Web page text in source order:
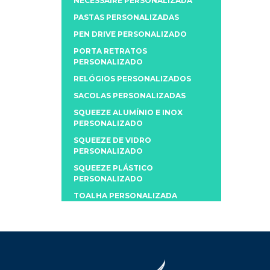
PASTAS PERSONALIZADAS
PEN DRIVE PERSONALIZADO
PORTA RETRATOS
PERSONALIZADO
RELÓGIOS PERSONALIZADOS
SACOLAS PERSONALIZADAS
SQUEEZE ALUMÍNIO E INOX
PERSONALIZADO
SQUEEZE DE VIDRO
PERSONALIZADO
SQUEEZE PLÁSTICO
PERSONALIZADO
TOALHA PERSONALIZADA